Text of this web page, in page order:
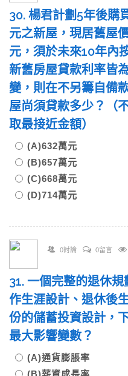
30. 楊君計劃5年後購
元之新屋，現居舊屋
元，須於未來10年內
新舊房屋貸款利率皆
變，則在不另籌自備
屋尚須貸款多少？（
取最接近金額）
(A)632萬元
(B)657萬元
(C)668萬元
(D)714萬元
0討論 0留言
31. 一個完整的退休
作生涯設計、退休後
份的儲蓄投資設計，
最大影響變數？
(A)通貨膨脹率
(B)薪資成長率